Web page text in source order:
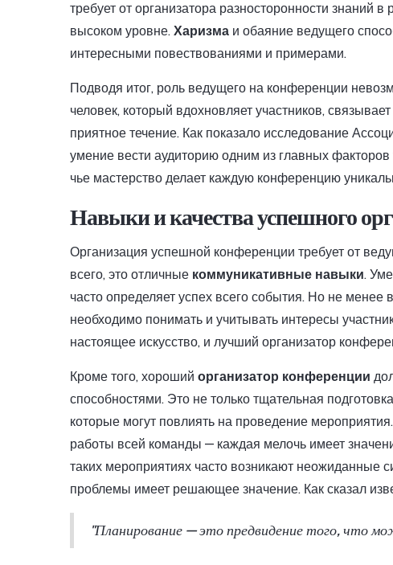
требует от организатора разносторонности знаний
высоком уровне. Харизма и обаяние ведущего
интересными повествованиями и примерами.
Подводя итог, роль ведущего на конференции
человек, который вдохновляет участников,
приятное течение. Как показало исследование
умение вести аудиторию одним из главных
чье мастерство делает каждую конференцию
Навыки и качества успешного
Организация успешной конференции требует от
всего, это отличные коммуникативные навыки.
часто определяет успех всего события. Но не
необходимо понимать и учитывать интересы
настоящее искусство, и лучший организатор
Кроме того, хороший организатор конференции
способностями. Это не только тщательная
которые могут повлиять на проведение
работы всей команды — каждая мелочь имеет
таких мероприятиях часто возникают неожиданные
проблемы имеет решающее значение. Как сказал
"Планирование — это предвидение того, что